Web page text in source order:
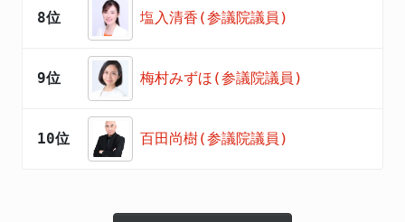
8位 塩入清香(参議院議員)
9位 梅村みずほ(参議院議員)
10位 百田尚樹(参議院議員)